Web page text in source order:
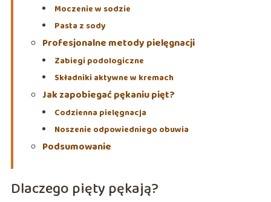
Moczenie w sodzie
Pasta z sody
Profesjonalne metody pielęgnacji
Zabiegi podologiczne
Składniki aktywne w kremach
Jak zapobiegać pękaniu pięt?
Codzienna pielęgnacja
Noszenie odpowiedniego obuwia
Podsumowanie
Dlaczego pięty pękają?